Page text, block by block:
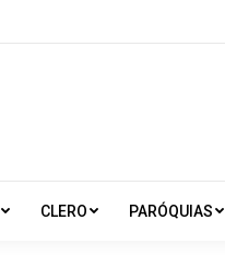
CLERO PARÓQUIAS